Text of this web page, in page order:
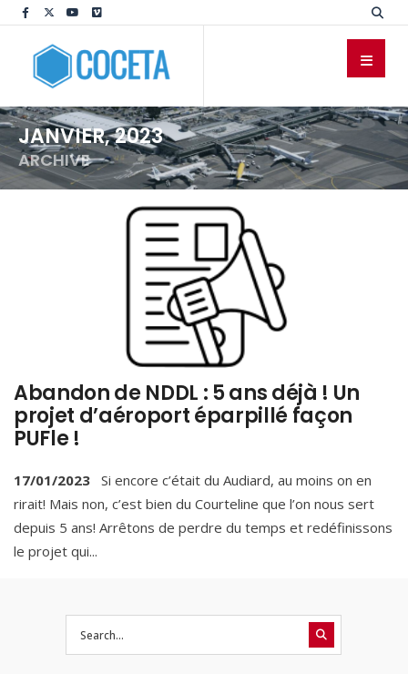
JANVIER, 2023
ARCHIVE
Abandon de NDDL : 5 ans déjà ! Un
projet d’aéroport éparpillé façon
PUFle !
17/01/2023 Si encore c’était du Audiard, au moins on en
rirait! Mais non, c’est bien du Courteline que l’on nous sert
depuis 5 ans! Arrêtons de perdre du temps et redéfinissons
le projet qui...